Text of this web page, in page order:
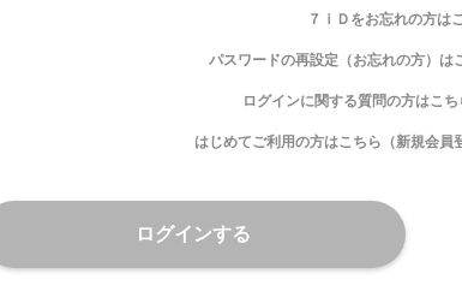
７ｉＤをお忘れの方は
パスワードの再設定（お忘れの方）は
ログインに関する質問の方はこち
はじめてご利用の方はこちら（新規会員
ログインする